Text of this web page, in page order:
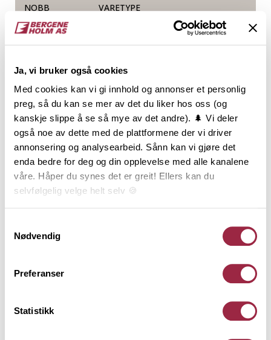
Ja, vi bruker også cookies
Med cookies kan vi gi innhold og annonser et personlig
preg, så du kan se mer av det du liker hos oss (og
kanskje slippe å se så mye av det andre). 🌲 Vi deler
også noe av dette med de plattformene der vi driver
annonsering og analysearbeid. Sånn kan vi gjøre det
enda bedre for deg og din opplevelse med alle kanalene
våre. Håper du synes det er greit! Ellers kan du
selvfølgelig velge helt selv 🍪
Nødvendig
Preferanser
Statistikk
NOBB VARETYPE
52288422
Produktinformasjon
Utvendig Rustikk, også kalt Rustikk med rund kant,
gjør seg godt på både store og små hus. Med sine
runde former og smale bord får fasaden et
behagelig og forfinet uttrykk. Utvendig Rustikk er
vanligvis brukt langs kysten på Sør- og Østlandet.
Utvendig Rustikk monteres stående og har not og
fjær. Leveres i 19x120 og 22x120 mm med ru